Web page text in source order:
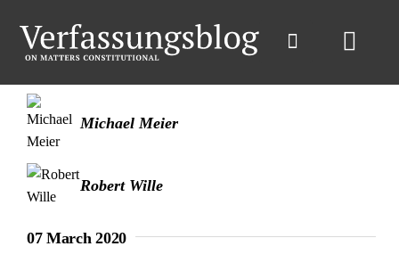
content
Michael Meier
Robert Wille
07 March 2020